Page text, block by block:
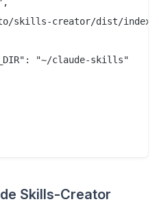
skills-creator/dist/
"~/claude-skills"
Skills-Creator